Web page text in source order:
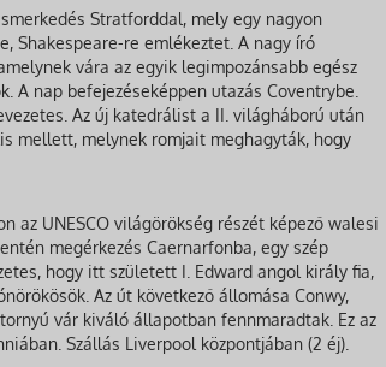
Stratforddal, mely egy nagyon
Shakespeare-re emlékeztet. A nagy író
vára az egyik legimpozánsabb egész
nap befejezéseképpen utazás Coventrybe.
Az új katedrálist a II. világháború után
mellett, melynek romjait meghagyták, hogy
az UNESCO világörökség részét képező walesi
megérkezés Caernarfonba, egy szép
hogy itt született I. Edward angol király fia,
Az út következő állomása Conwy,
vár kiváló állapotban fennmaradtak. Ez az
Szállás Liverpool központjában (2 éj).